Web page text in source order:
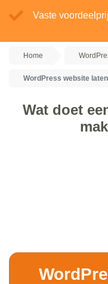
Vaste
Home
WordPress website
Wat doet